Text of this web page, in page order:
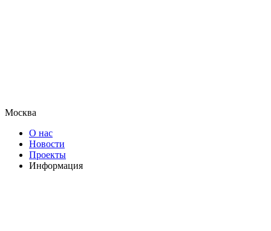
Москва
О нас
Новости
Проекты
Информация